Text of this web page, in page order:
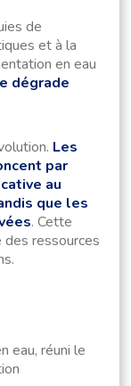
de
et à la
en eau
dégrade
Les
par
au
que les
. Cette
des ressources
eau, réuni le